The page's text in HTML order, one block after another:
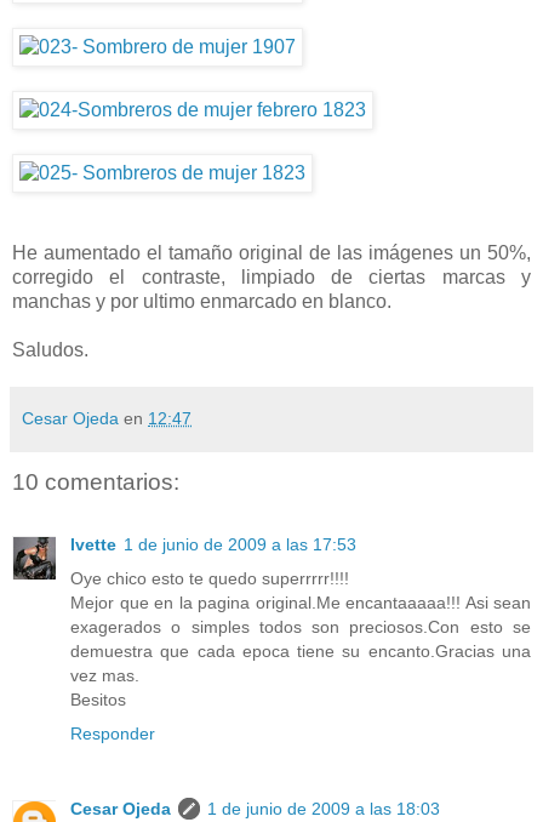
He aumentado el tamaño original de las imágenes un 50%,
corregido el contraste, limpiado de ciertas marcas y
manchas y por ultimo enmarcado en blanco.
Saludos.
Cesar Ojeda en 12:47
10 comentarios:
Ivette 1 de junio de 2009 a las 17:53
Oye chico esto te quedo superrrrr!!!!
Mejor que en la pagina original.Me encantaaaaa!!! Asi sean
exagerados o simples todos son preciosos.Con esto se
demuestra que cada epoca tiene su encanto.Gracias una
vez mas.
Besitos
Responder
Cesar Ojeda 1 de junio de 2009 a las 18:03